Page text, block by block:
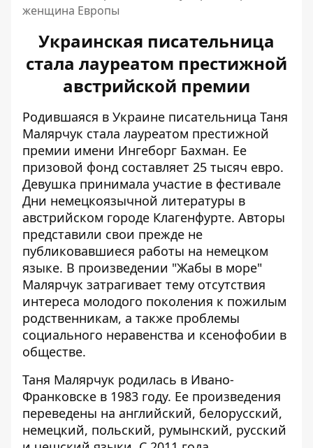
женщина Европы
Украинская писательница
стала лауреатом престижной
австрийской премии
Родившаяся в Украине писательница Таня
Малярчук стала лауреатом престижной
премии имени Ингеборг Бахман. Ее
призовой фонд составляет 25 тысяч евро.
Девушка принимала участие в фестивале
Дни немецкоязычной литературы в
австрийском городе Клагенфурте. Авторы
представили свои прежде не
публиковавшиеся работы на немецком
языке. В произведении "Жабы в море"
Малярчук затрагивает тему отсутствия
интереса молодого поколения к пожилым
родственникам, а также проблемы
социального неравенства и ксенофобии в
обществе.
Таня Малярчук родилась в Ивано-
Франковске в 1983 году. Ее произведения
переведены на английский, белорусский,
немецкий, польский, румынский, русский